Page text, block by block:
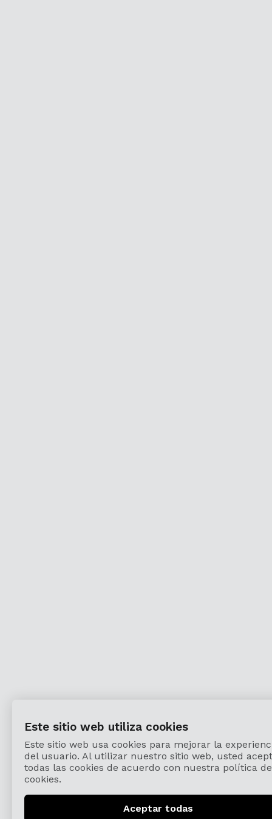
Este sitio web utiliza cookies
Este sitio web usa cookies para mejorar la
del usuario. Al utilizar nuestro sitio web, usted
todas las cookies de acuerdo con nuestra política de
cookies.
Aceptar todas